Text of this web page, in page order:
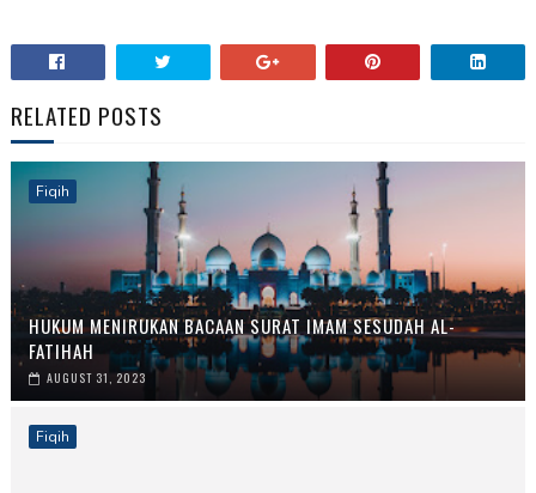
RELATED POSTS
Fiqih
HUKUM MENIRUKAN BACAAN SURAT IMAM SESUDAH AL-
FATIHAH
AUGUST 31, 2023
Fiqih